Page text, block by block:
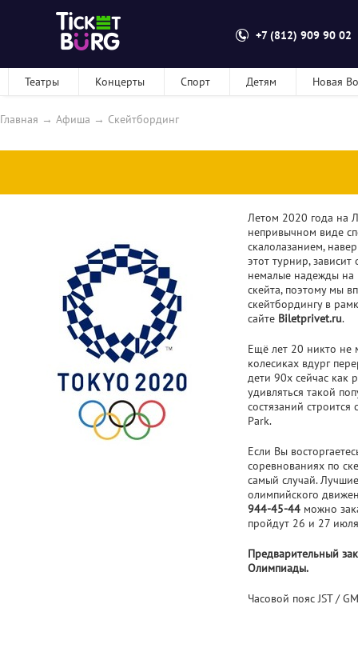
+7 (812) 909 90 02
Театры Концерты Спорт Детям Новая
Главная → Афиша → Скейтбординг
Летом 2020 года на
непривычном виде
скалолазанием,
этот турнир,
немалые надежды на
скейта, поэтому мы
скейтбордингу в
сайте Biletprivet.ru.
Ещё лет 20 никто не
колесиках вдург
дети 90х сейчас как
удивляться такой
состязаний
Park.
Если Вы
соревнованиях по
самый случай.
олимпийского
944-45-44 можно
пройдут 26 и 27
Предварительный
Олимпиады.
Часовой пояс JST /